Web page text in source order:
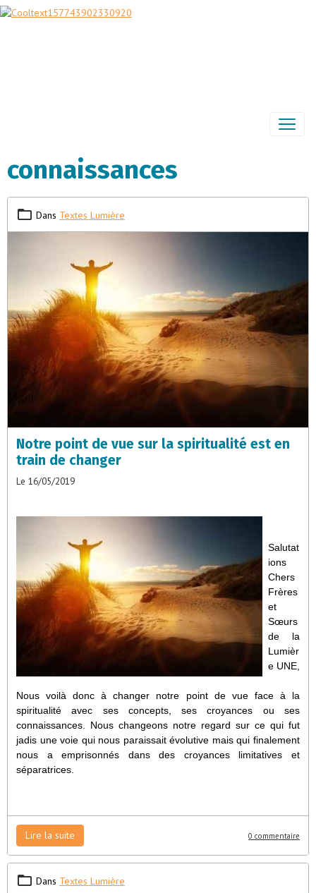
connaissances
Dans Textes Lumière
Notre point de vue sur la spiritualité est en
train de changer
Le 16/05/2019
Salutat
ions
Chers
Frères
et
Sœurs
de la
Lumièr
e UNE,
Nous voilà donc à changer notre point de vue face à la
spiritualité avec ses concepts, ses croyances ou ses
connaissances. Nous changeons notre regard sur ce qui fut
jadis une voie qui nous paraissait évolutive mais qui finalement
nous a emprisonnés dans des croyances limitatives et
séparatrices.
Lire la suite 0 commentaire
Dans Textes Lumière